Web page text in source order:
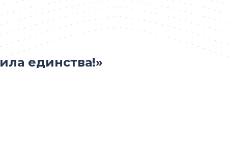
единства!»